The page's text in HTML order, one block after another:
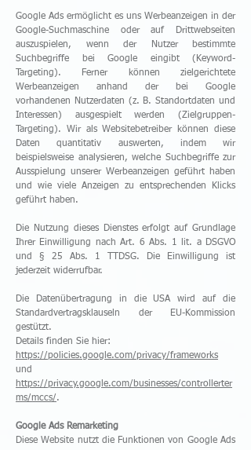
Google Ads ermöglicht es uns Werbeanzeigen in der
Google-Suchmaschine oder auf Drittwebseiten
auszuspielen, wenn der Nutzer bestimmte
Suchbegriffe bei Google eingibt (Keyword-
Targeting). Ferner können zielgerichtete
Werbeanzeigen anhand der bei Google
vorhandenen Nutzerdaten (z. B. Standortdaten und
Interessen) ausgespielt werden (Zielgruppen-
Targeting). Wir als Websitebetreiber können diese
Daten quantitativ auswerten, indem wir
beispielsweise analysieren, welche Suchbegriffe zur
Ausspielung unserer Werbeanzeigen geführt haben
und wie viele Anzeigen zu entsprechenden Klicks
geführt haben.
Die Nutzung dieses Dienstes erfolgt auf Grundlage
Ihrer Einwilligung nach Art. 6 Abs. 1 lit. a DSGVO
und § 25 Abs. 1 TTDSG. Die Einwilligung ist
jederzeit widerrufbar.
Die Datenübertragung in die USA wird auf die
Standardvertragsklauseln der EU-Kommission
gestützt.
Details finden Sie hier:
https://policies.google.com/privacy/frameworks
und
https://privacy.google.com/businesses/controllerter
ms/mccs/.
Google Ads Remarketing
Diese Website nutzt die Funktionen von Google Ads